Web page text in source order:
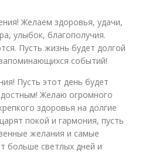
Желаем здоровья, удачи,
улыбок, благополучия.
Пусть жизнь будет долгой
событий!
Пусть этот день будет
Желаю огромного
здоровья на долгие
покой и гармония, пусть
желания и самые
больше светлых дней и